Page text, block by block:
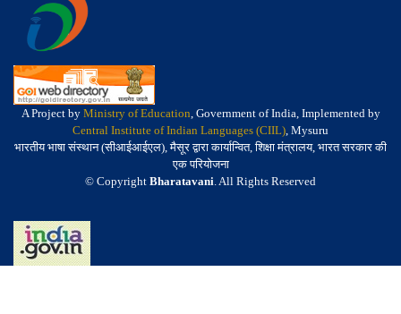
A Project by Ministry of Education, Government of India, Implemented by
Central Institute of Indian Languages (CIIL), Mysuru
भारतीय भाषा संस्थान (सीआईआईएल), मैसूर द्वारा कार्यान्वित, शिक्षा मंत्रालय, भारत सरकार की
एक परियोजना
© Copyright Bharatavani. All Rights Reserved